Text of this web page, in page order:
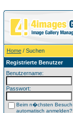
Home / Suchen
Registrierte Benutzer
Benutzername:
Passwort:
Beim n�chsten Besuch
automatisch anmelden?